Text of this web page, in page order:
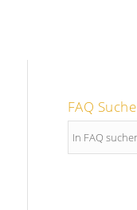
FAQ Suche